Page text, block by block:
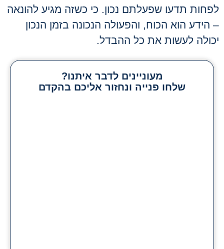
לפחות תדעו שפעלתם נכון. כי כשזה מגיע להונאה
– הידע הוא הכוח, והפעולה הנכונה בזמן הנכון
יכולה לעשות את כל ההבדל.
מעוניינים לדבר איתנו?
שלחו פנייה ונחזור אליכם בהקדם